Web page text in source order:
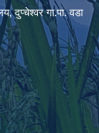
दुप्चेश्वर गा.पा. वडा